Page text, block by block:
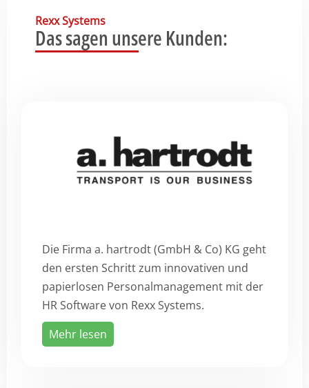
Rexx Systems
Das sagen unsere Kunden:
Die Firma a. hartrodt (GmbH & Co) KG geht
den ersten Schritt zum innovativen und
papierlosen Personalmanagement mit der
HR Software von Rexx Systems.
Mehr lesen